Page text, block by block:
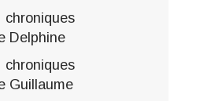
chroniques
Delphine
chroniques
Guillaume